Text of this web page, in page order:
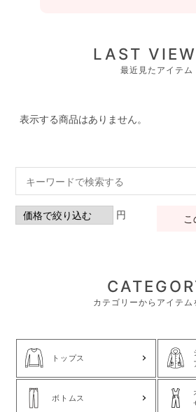
LAST
最近見たアイテム
表示する商品はありません。
円
カテゴリーからアイテム
トップス
ボトムス